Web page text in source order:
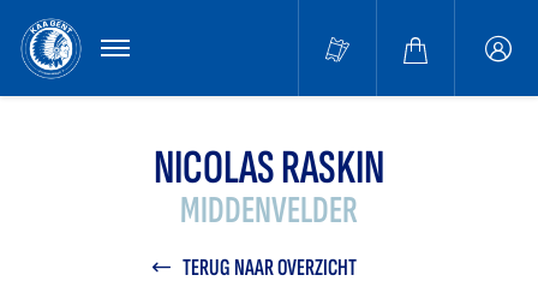
MENU
NICOLAS RASKIN
MIDDENVELDER
TERUG NAAR OVERZICHT